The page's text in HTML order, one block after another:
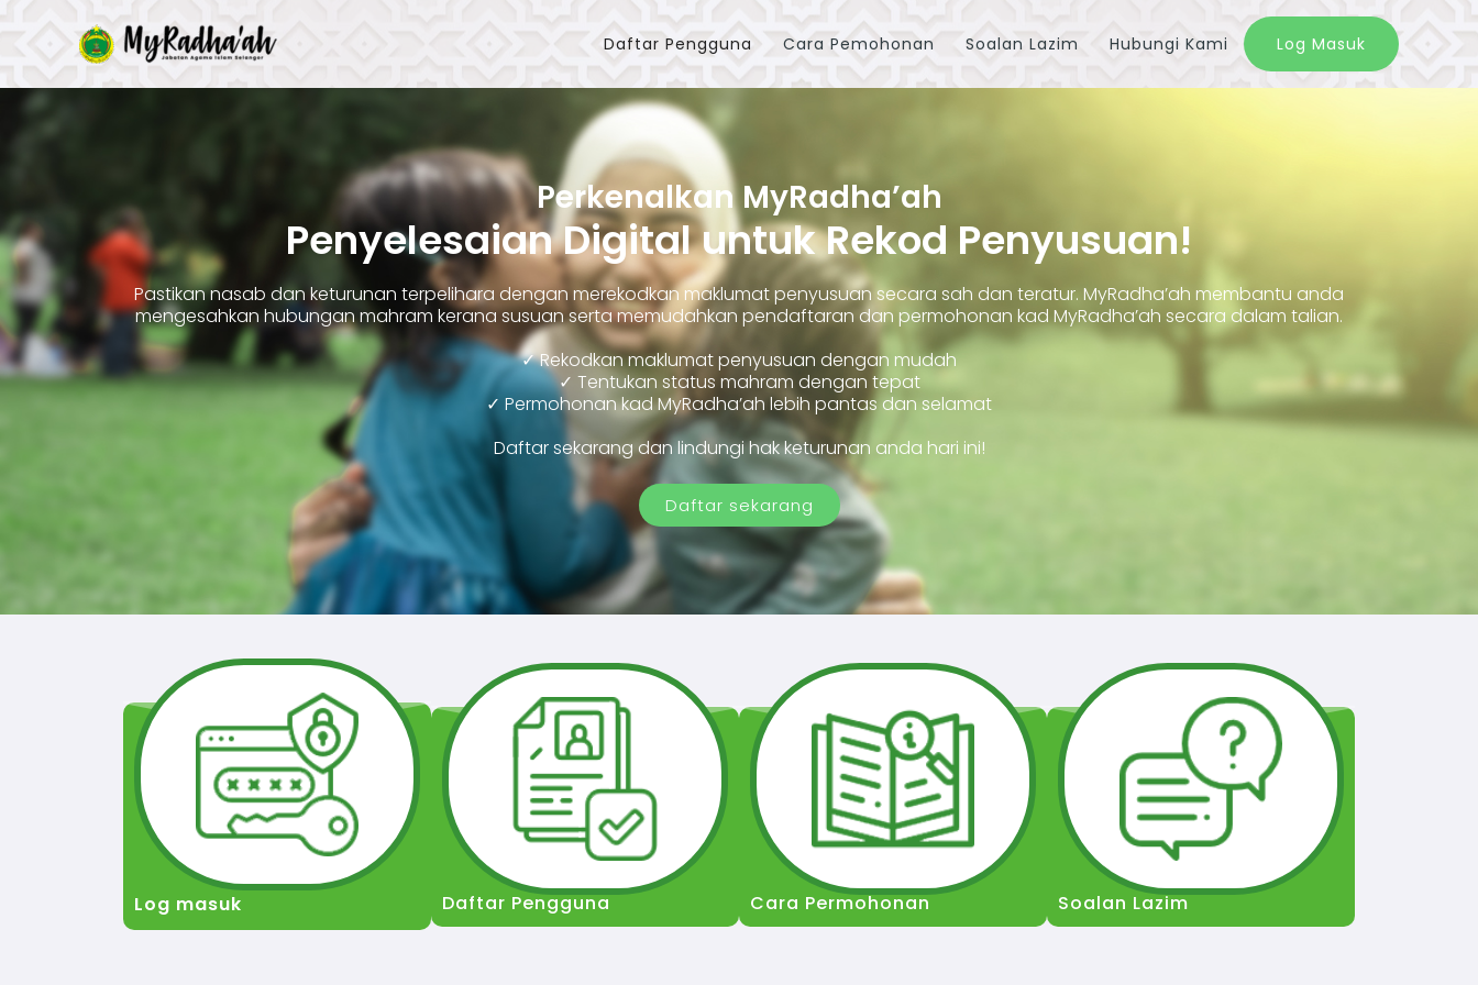
Skip
to
content
Daftar Pengguna Cara Pemohonan Soalan Lazim Hubungi Kami Log Masuk
Perkenalkan MyRadha’ah
Penyelesaian Digital untuk Rekod Penyusuan!
Pastikan nasab dan keturunan terpelihara dengan merekodkan maklumat penyusuan secara sah dan teratur. MyRadha’ah membantu anda
mengesahkan hubungan mahram kerana susuan serta memudahkan pendaftaran dan permohonan kad MyRadha’ah secara dalam talian.
✓ Rekodkan maklumat penyusuan dengan mudah
✓ Tentukan status mahram dengan tepat
✓ Permohonan kad MyRadha’ah lebih pantas dan selamat
Daftar sekarang dan lindungi hak keturunan anda hari ini!
Daftar sekarang
Log masuk Daftar Pengguna Cara Permohonan Soalan Lazim